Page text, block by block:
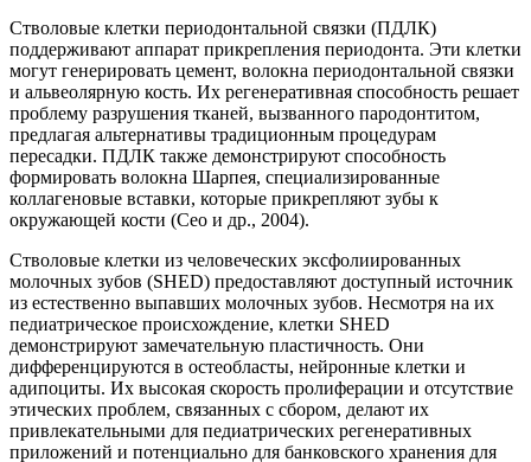
Стволовые клетки периодонтальной связки (ПДЛК)
поддерживают аппарат прикрепления периодонта. Эти клетки
могут генерировать цемент, волокна периодонтальной связки
и альвеолярную кость. Их регенеративная способность решает
проблему разрушения тканей, вызванного пародонтитом,
предлагая альтернативы традиционным процедурам
пересадки. ПДЛК также демонстрируют способность
формировать волокна Шарпея, специализированные
коллагеновые вставки, которые прикрепляют зубы к
окружающей кости (Сео и др., 2004).
Стволовые клетки из человеческих эксфолиированных
молочных зубов (SHED) предоставляют доступный источник
из естественно выпавших молочных зубов. Несмотря на их
педиатрическое происхождение, клетки SHED
демонстрируют замечательную пластичность. Они
дифференцируются в остеобласты, нейронные клетки и
адипоциты. Их высокая скорость пролиферации и отсутствие
этических проблем, связанных с сбором, делают их
привлекательными для педиатрических регенеративных
приложений и потенциально для банковского хранения для